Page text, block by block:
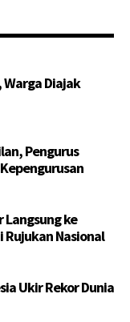
Warga Diajak
Pengurus
ke
Nasional
Ukir Rekor Dunia